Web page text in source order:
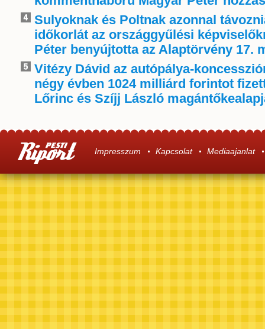
Sulyoknak és Poltnak azonnal
időkorlát az országgyűlési
Péter benyújtotta az Alaptörvény 17.
Vitézy Dávid az autópálya-
négy évben 1024 milliárd forintot
Lőrinc és Szíjj László
Impresszum Kapcsolat Mediaajanlat